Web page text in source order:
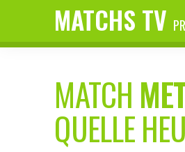
MATCHS TV
MATCH
QUELLE